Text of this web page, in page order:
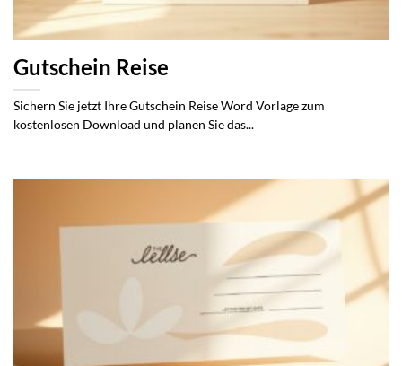
Gutschein Reise
Sichern Sie jetzt Ihre Gutschein Reise Word Vorlage zum
kostenlosen Download und planen Sie das...